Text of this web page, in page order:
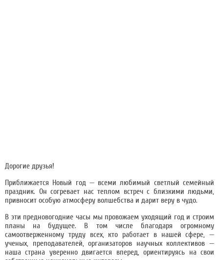
Дорогие друзья!
Приближается Новый год — всеми любимый светлый семейный
праздник. Он согревает нас теплом встреч с близкими людьми,
привносит особую атмосферу волшебства и дарит веру в чудо.
В эти предновогодние часы мы провожаем уходящий год и строим
планы на будущее. В том числе благодаря огромному
самоотверженному труду всех, кто работает в нашей сфере, —
ученых, преподавателей, организаторов научных коллективов —
наша страна уверенно двигается вперед, ориентируясь на свои